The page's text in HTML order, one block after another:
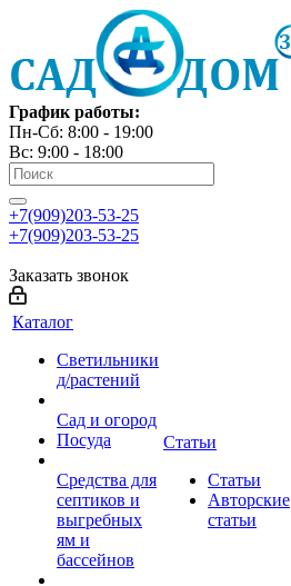
График работы:
Пн-Сб: 8:00 - 19:00
Вс: 9:00 - 18:00
+7(909)203-53-25
+7(909)203-53-25
Заказать звонок
Каталог
Светильники
д/растений
Сад и огород
Посуда
Средства для
септиков и
выгребных
ям и
бассейнов
Статьи
Статьи
Авторские
статьи